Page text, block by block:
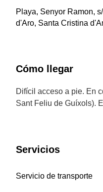
Playa, Senyor Ramon,
d'Aro, Santa Cristina
Cómo llegar
Difícil acceso a pie. En
Sant Feliu de Guíxols).
Servicios
Servicio de transporte